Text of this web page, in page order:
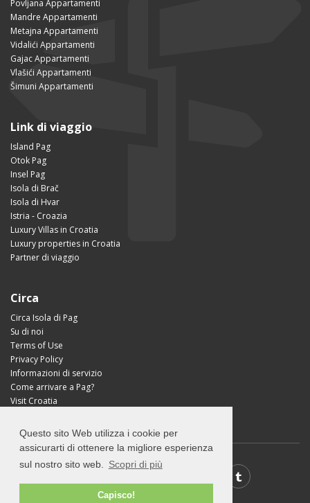
Questo sito Web utilizza i cookie per
assicurarti di ottenere la migliore esperienza
sul nostro sito web.
Scopri di più
Capisco!
Povljana Appartamenti
Mandre Appartamenti
Metajna Appartamenti
Vidalići Appartamenti
Gajac Appartamenti
Vlašići Appartamenti
Šimuni Appartamenti
Link di viaggio
Island Pag
Otok Pag
Insel Pag
Isola di Brač
Isola di Hvar
Istria - Croazia
Luxury Villas in Croatia
Luxury properties in Croatia
Partner di viaggio
Circa
Circa Isola di Pag
Su di noi
Terms of Use
Privacy Policy
Informazioni di servizio
Come arrivare a Pag?
Visit Croatia